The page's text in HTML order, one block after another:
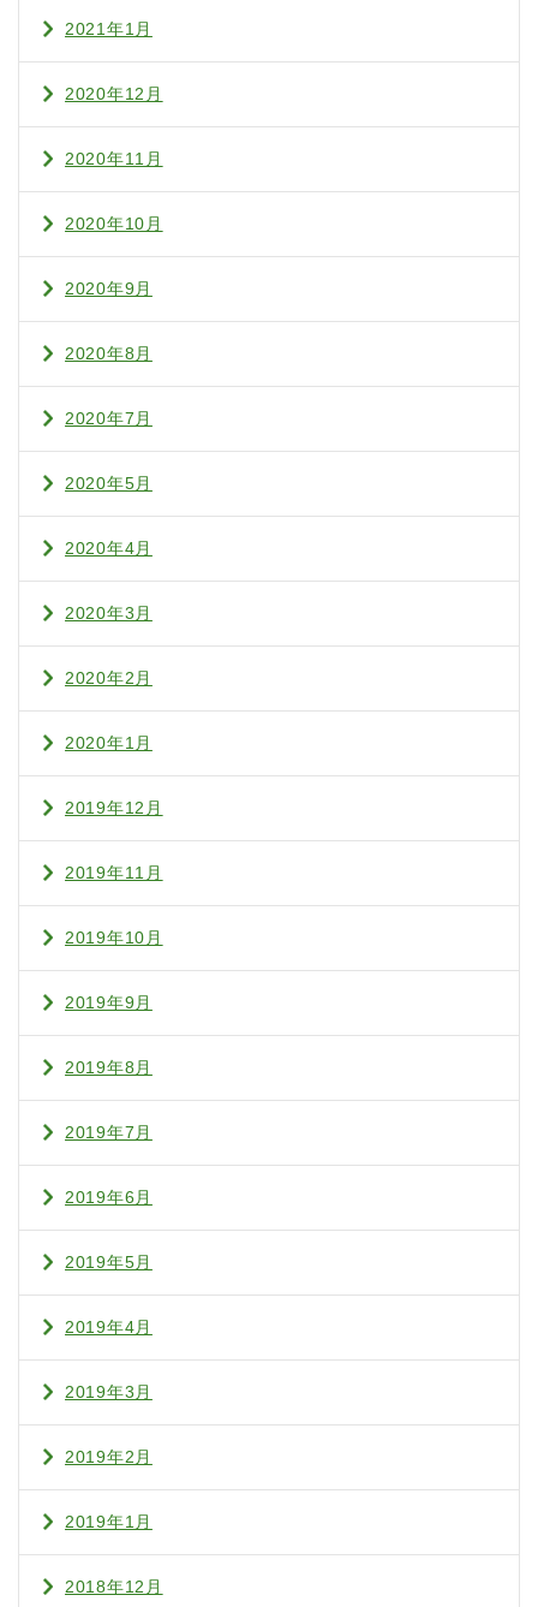
2021年1月
2020年12月
2020年11月
2020年10月
2020年9月
2020年8月
2020年7月
2020年5月
2020年4月
2020年3月
2020年2月
2020年1月
2019年12月
2019年11月
2019年10月
2019年9月
2019年8月
2019年7月
2019年6月
2019年5月
2019年4月
2019年3月
2019年2月
2019年1月
2018年12月